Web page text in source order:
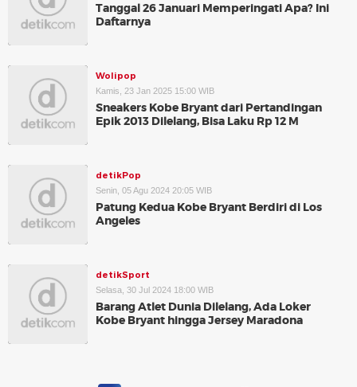
Tanggal 26 Januari Memperingati Apa? Ini
Daftarnya
Wolipop
Kamis, 23 Jan 2025 15:00 WIB
Sneakers Kobe Bryant dari Pertandingan
Epik 2013 Dilelang, Bisa Laku Rp 12 M
detikPop
Senin, 05 Agu 2024 20:05 WIB
Patung Kedua Kobe Bryant Berdiri di Los
Angeles
detikSport
Selasa, 30 Jul 2024 18:00 WIB
Barang Atlet Dunia Dilelang, Ada Loker
Kobe Bryant hingga Jersey Maradona